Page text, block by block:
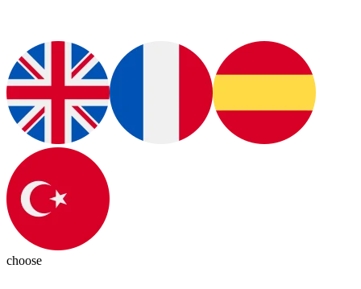
choose